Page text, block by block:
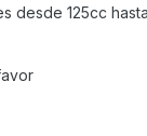
desde 125cc